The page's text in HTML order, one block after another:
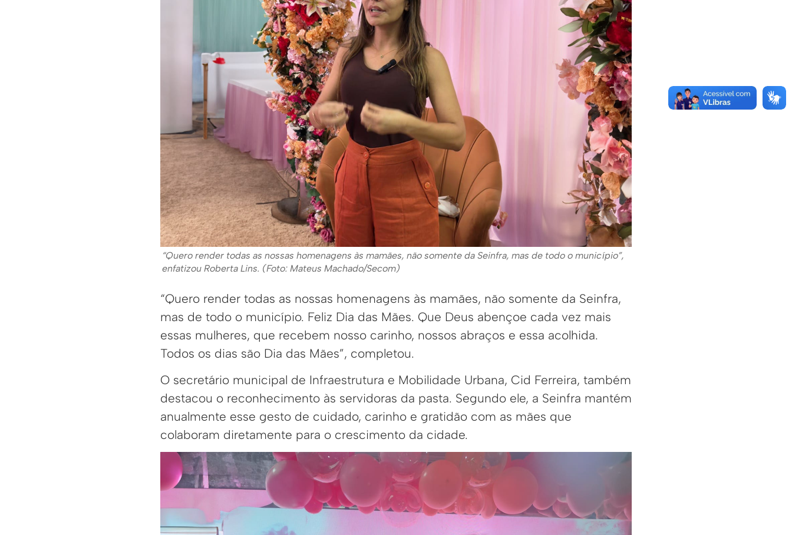
“Quero render todas as nossas homenagens às mamães, não somente da Seinfra, mas de todo o município”,
enfatizou Roberta Lins. (Foto: Mateus Machado/Secom)
“Quero render todas as nossas homenagens às mamães, não somente da Seinfra,
mas de todo o município. Feliz Dia das Mães. Que Deus abençoe cada vez mais
essas mulheres, que recebem nosso carinho, nossos abraços e essa acolhida.
Todos os dias são Dia das Mães”, completou.
O secretário municipal de Infraestrutura e Mobilidade Urbana, Cid Ferreira, também
destacou o reconhecimento às servidoras da pasta. Segundo ele, a Seinfra mantém
anualmente esse gesto de cuidado, carinho e gratidão com as mães que
colaboram diretamente para o crescimento da cidade.